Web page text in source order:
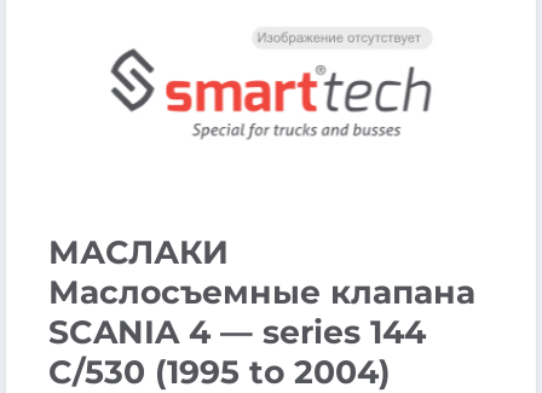
МАСЛАКИ
Маслосъемные клапана
SCANIA 4 — series 144
C/530 (1995 to 2004)